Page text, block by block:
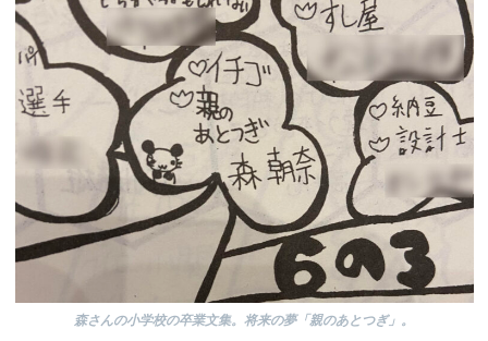
森さんの小学校の卒業文集。将来の夢「親のあとつぎ」。